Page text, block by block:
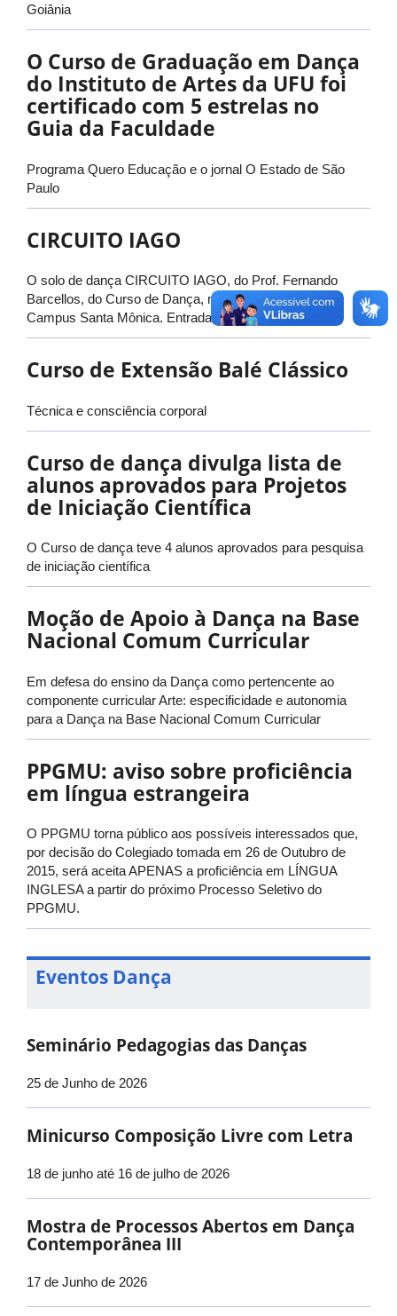
Goiânia
O Curso de Graduação em Dança
do Instituto de Artes da UFU foi
certificado com 5 estrelas no
Guia da Faculdade
Programa Quero Educação e o jornal O Estado de São
Paulo
CIRCUITO IAGO
O solo de dança CIRCUITO IAGO, do Prof. Fernando
Barcellos, do Curso de Dança, no Bloco 5U da UFU
Campus Santa Mônica. Entrada gratuita.
Curso de Extensão Balé Clássico
Técnica e consciência corporal
Curso de dança divulga lista de
alunos aprovados para Projetos
de Iniciação Científica
O Curso de dança teve 4 alunos aprovados para pesquisa
de iniciação científica
Moção de Apoio à Dança na Base
Nacional Comum Curricular
Em defesa do ensino da Dança como pertencente ao
componente curricular Arte: especificidade e autonomia
para a Dança na Base Nacional Comum Curricular
PPGMU: aviso sobre proficiência
em língua estrangeira
O PPGMU torna público aos possíveis interessados que,
por decisão do Colegiado tomada em 26 de Outubro de
2015, será aceita APENAS a proficiência em LÍNGUA
INGLESA a partir do próximo Processo Seletivo do
PPGMU.
Eventos Dança
Seminário Pedagogias das Danças
25 de Junho de 2026
Minicurso Composição Livre com Letra
18 de junho até 16 de julho de 2026
Mostra de Processos Abertos em Dança
Contemporânea III
17 de Junho de 2026